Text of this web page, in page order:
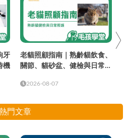
牙
機
老貓照顧指南｜熟齡貓飲食、
關節、貓砂盆、健檢與日常照
2026-08-07
門文章